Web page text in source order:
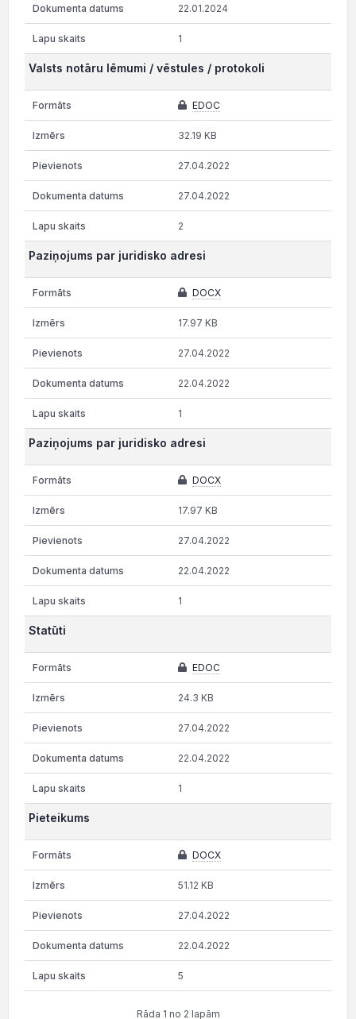
22.01.2024
1
Valsts notāru lēmumi / vēstules / protokoli
EDOC
32.19 KB
27.04.2022
27.04.2022
2
Paziņojums par juridisko adresi
DOCX
17.97 KB
27.04.2022
22.04.2022
1
Paziņojums par juridisko adresi
DOCX
17.97 KB
27.04.2022
22.04.2022
1
Statūti
EDOC
24.3 KB
27.04.2022
22.04.2022
1
Pieteikums
DOCX
51.12 KB
27.04.2022
22.04.2022
5
Rāda 1 no 2 lapām